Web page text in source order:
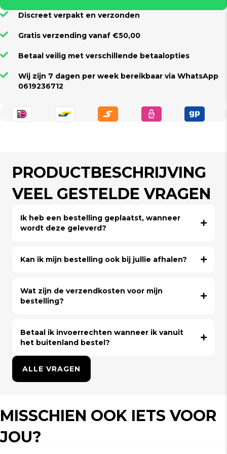
Discreet verpakt en verzonden
Gratis verzending vanaf €50,00
Betaal veilig met verschillende betaalopties
Wij zijn 7 dagen per week bereikbaar via WhatsApp
0619236712
PRODUCTBESCHRIJVING
VEEL GESTELDE VRAGEN
Ik heb een bestelling geplaatst, wanneer
wordt deze geleverd?
Kan ik mijn bestelling ook bij jullie afhalen?
Wat zijn de verzendkosten voor mijn
bestelling?
Betaal ik invoerrechten wanneer ik vanuit
het buitenland bestel?
ALLE VRAGEN
MISSCHIEN OOK IETS VOOR
JOU?